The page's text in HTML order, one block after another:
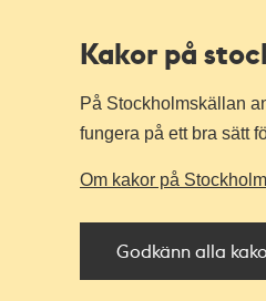
Kakor på
På Stockholmskällan
fungera på ett bra sätt
Om kakor på
Godkänn alla